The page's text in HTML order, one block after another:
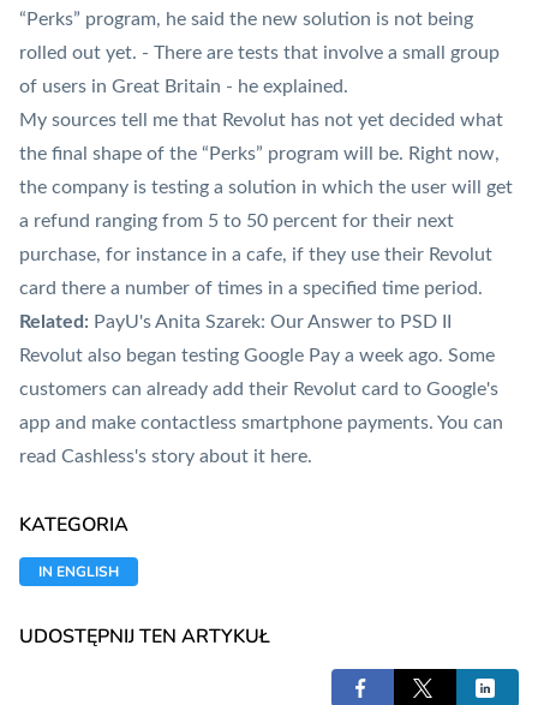
“Perks” program, he said the new solution is not being
rolled out yet. - There are tests that involve a small group
of users in Great Britain - he explained.
My sources tell me that Revolut has not yet decided what
the final shape of the “Perks” program will be. Right now,
the company is testing a solution in which the user will get
a refund ranging from 5 to 50 percent for their next
purchase, for instance in a cafe, if they use their Revolut
card there a number of times in a specified time period.
Related: PayU's Anita Szarek: Our Answer to PSD II
Revolut also began testing Google Pay a week ago. Some
customers can already add their Revolut card to Google's
app and make contactless smartphone payments. You can
read Cashless's story about it here.
KATEGORIA
IN ENGLISH
UDOSTĘPNIJ TEN ARTYKUŁ